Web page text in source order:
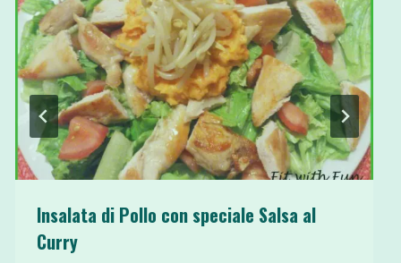
Insalata di Pollo con speciale Salsa al
Curry